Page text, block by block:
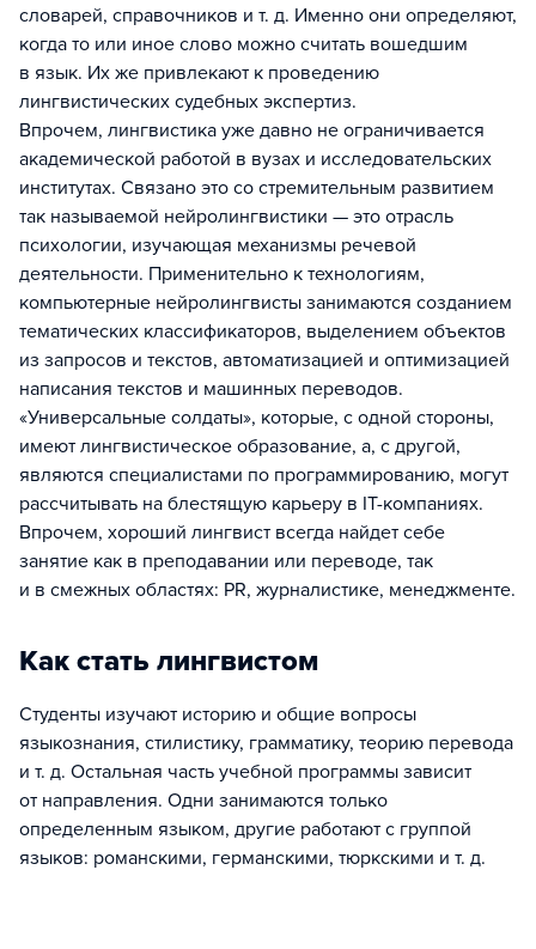
словарей, справочников и т. д. Именно они определяют,
когда то или иное слово можно считать вошедшим
в язык. Их же привлекают к проведению
лингвистических судебных экспертиз.
Впрочем, лингвистика уже давно не ограничивается
академической работой в вузах и исследовательских
институтах. Связано это со стремительным развитием
так называемой нейролингвистики — это отрасль
психологии, изучающая механизмы речевой
деятельности. Применительно к технологиям,
компьютерные нейролингвисты занимаются созданием
тематических классификаторов, выделением объектов
из запросов и текстов, автоматизацией и оптимизацией
написания текстов и машинных переводов.
«Универсальные солдаты», которые, с одной стороны,
имеют лингвистическое образование, а, с другой,
являются специалистами по программированию, могут
рассчитывать на блестящую карьеру в IT-компаниях.
Впрочем, хороший лингвист всегда найдет себе
занятие как в преподавании или переводе, так
и в смежных областях: PR, журналистике, менеджменте.
Как стать лингвистом
Студенты изучают историю и общие вопросы
языкознания, стилистику, грамматику, теорию перевода
и т. д. Остальная часть учебной программы зависит
от направления. Одни занимаются только
определенным языком, другие работают с группой
языков: романскими, германскими, тюркскими и т. д.